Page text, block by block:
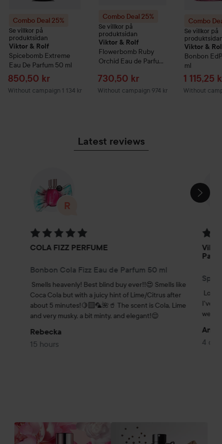
Combo Deal 25%
Se villkor på
produktsidan
Viktor & Rolf
Spicebomb Extreme
Eau De Parfum 50 ml
Sale price
850,50 kr
Without campaign 1 134 kr
Combo Deal 25%
Se villkor på
produktsidan
Viktor & Rolf
Flowerbomb Ruby
Orchid Eau de Parfum
Sale price
730,50 kr
Without campaign 974 kr
Combo
Se villkor på
Viktor &
Bonbon
ml
Sale
1 115,25
Without
Latest reviews
SKIP SECTION
Rating: 5 out of 5
COLA FIZZ PERFUME
Bonbon Cola Fizz Eau de Parfum 50 ml
Smells heavenly! Best blind buy ever!!😍 Smells like
Coca Cola but with a juicy hint of Lime/Citrus after
about 5 minutes!🍋‍🟩🦜🌺🥤 The scent is Cola, Lime
and very musky, a bit minty, and elegant!😌
Rebecka
15 hours
Love
I've
wear
4
SKIP SECTION